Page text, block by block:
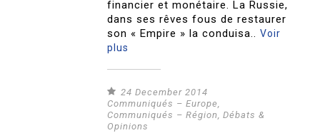
financier et monétaire. La Russie,
dans ses rêves fous de restaurer
son « Empire » la conduisa..Voir
plus
24 December 2014
Communiqués – Europe,
Communiqués – Région,Débats &
Opinions